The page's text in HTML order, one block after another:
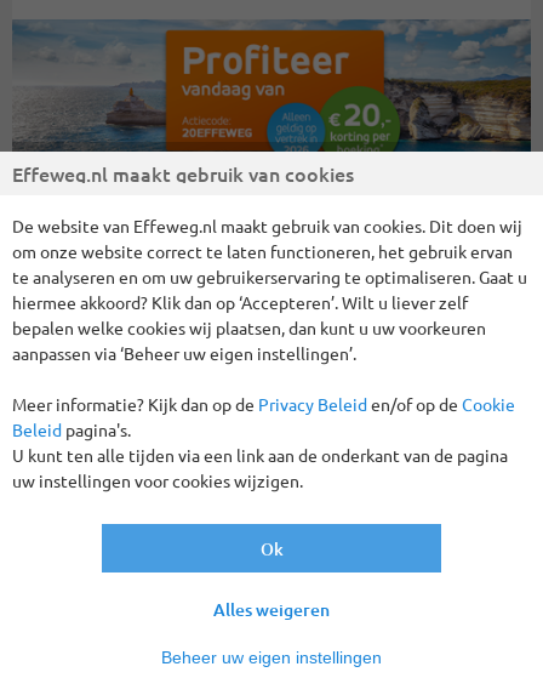
Wij hebben 3 reizen gevonden
Rondreizen Schotland Alles wissen
Sorteren
Effeweg.nl maakt gebruik van cookies
De website van Effeweg.nl maakt gebruik van cookies. Dit doen wij
om onze website correct te laten functioneren, het gebruik ervan
te analyseren en om uw gebruikerservaring te optimaliseren. Gaat u
hiermee akkoord? Klik dan op ‘Accepteren’. Wilt u liever zelf
bepalen welke cookies wij plaatsen, dan kunt u uw voorkeuren
aanpassen via ‘Beheer uw eigen instellingen’.
Meer informatie? Kijk dan op de Privacy Beleiden/of op de Cookie
Beleid pagina's.
U kunt ten alle tijden via een link aan de onderkant van de pagina
uw instellingen voor cookies wijzigen.
Beheer uw eigen instellingen
Alles weigeren
Ok